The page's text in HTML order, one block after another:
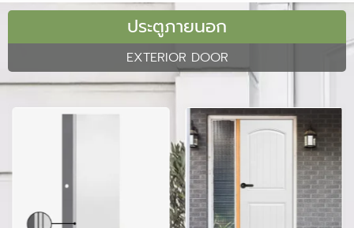
ประตูภายนอก
EXTERIOR DOOR